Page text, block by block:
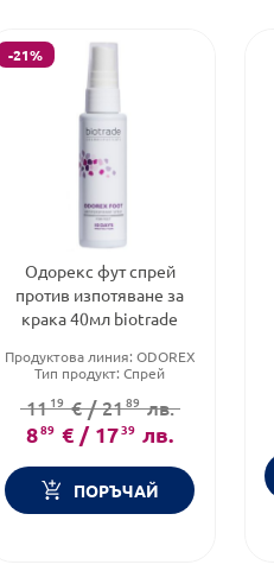
-21%
Одорекс фут спрей
против изпотяване за
крака 40мл biotrade
Продуктова линия: ODOREX
Тип продукт:Спрей
1119€ / 2189лв.
889 € / 1739 лв.
ПОРЪЧАЙ